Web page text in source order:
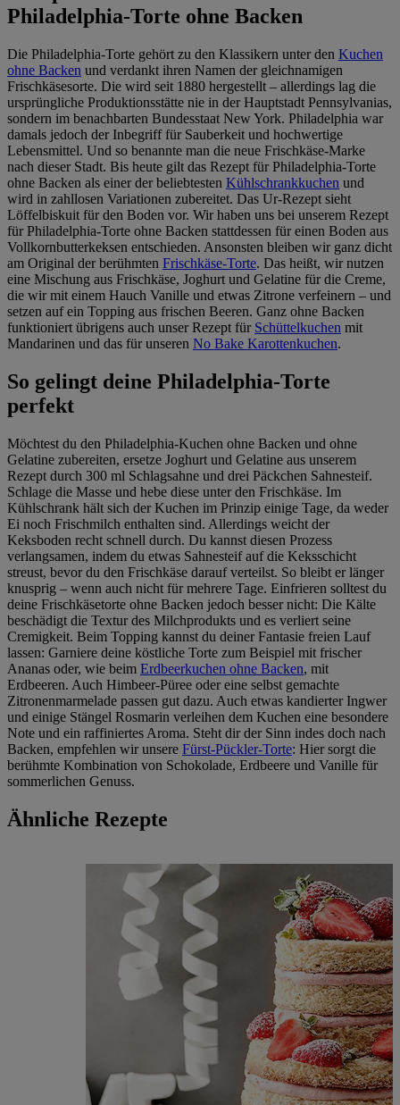
Philadelphia-Torte ohne Backen
Die Philadelphia-Torte gehört zu den Klassikern unter den Kuchen
ohne Backen und verdankt ihren Namen der gleichnamigen
Frischkäsesorte. Die wird seit 1880 hergestellt – allerdings lag die
ursprüngliche Produktionsstätte nie in der Hauptstadt Pennsylvanias,
sondern im benachbarten Bundesstaat New York. Philadelphia war
damals jedoch der Inbegriff für Sauberkeit und hochwertige
Lebensmittel. Und so benannte man die neue Frischkäse-Marke
nach dieser Stadt. Bis heute gilt das Rezept für Philadelphia-Torte
ohne Backen als einer der beliebtesten Kühlschrankkuchen und
wird in zahllosen Variationen zubereitet. Das Ur-Rezept sieht
Löffelbiskuit für den Boden vor. Wir haben uns bei unserem Rezept
für Philadelphia-Torte ohne Backen stattdessen für einen Boden aus
Vollkornbutterkeksen entschieden. Ansonsten bleiben wir ganz dicht
am Original der berühmten Frischkäse-Torte. Das heißt, wir nutzen
eine Mischung aus Frischkäse, Joghurt und Gelatine für die Creme,
die wir mit einem Hauch Vanille und etwas Zitrone verfeinern – und
setzen auf ein Topping aus frischen Beeren. Ganz ohne Backen
funktioniert übrigens auch unser Rezept für Schüttelkuchen mit
Mandarinen und das für unseren No Bake Karottenkuchen.
So gelingt deine Philadelphia-Torte
perfekt
Möchtest du den Philadelphia-Kuchen ohne Backen und ohne
Gelatine zubereiten, ersetze Joghurt und Gelatine aus unserem
Rezept durch 300 ml Schlagsahne und drei Päckchen Sahnesteif.
Schlage die Masse und hebe diese unter den Frischkäse. Im
Kühlschrank hält sich der Kuchen im Prinzip einige Tage, da weder
Ei noch Frischmilch enthalten sind. Allerdings weicht der
Keksboden recht schnell durch. Du kannst diesen Prozess
verlangsamen, indem du etwas Sahnesteif auf die Keksschicht
streust, bevor du den Frischkäse darauf verteilst. So bleibt er länger
knusprig – wenn auch nicht für mehrere Tage. Einfrieren solltest du
deine Frischkäsetorte ohne Backen jedoch besser nicht: Die Kälte
beschädigt die Textur des Milchprodukts und es verliert seine
Cremigkeit. Beim Topping kannst du deiner Fantasie freien Lauf
lassen: Garniere deine köstliche Torte zum Beispiel mit frischer
Ananas oder, wie beim Erdbeerkuchen ohne Backen, mit
Erdbeeren. Auch Himbeer-Püree oder eine selbst gemachte
Zitronenmarmelade passen gut dazu. Auch etwas kandierter Ingwer
und einige Stängel Rosmarin verleihen dem Kuchen eine besondere
Note und ein raffiniertes Aroma. Steht dir der Sinn indes doch nach
Backen, empfehlen wir unsere Fürst-Pückler-Torte: Hier sorgt die
berühmte Kombination von Schokolade, Erdbeere und Vanille für
sommerlichen Genuss.
Ähnliche Rezepte